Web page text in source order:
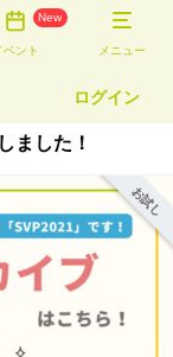
New
ベント メニュー
ログイン
ました！
お試し